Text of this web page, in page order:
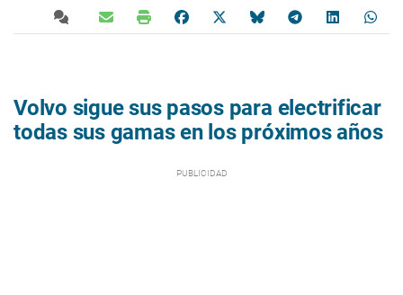
Volvo sigue sus pasos para electrificar
todas sus gamas en los próximos años